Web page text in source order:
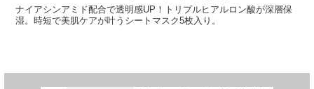
ナイアシンアミド配合で透明感UP！トリプルヒアルロン酸が深層保
湿。時短で美肌ケアが叶うシートマスク5枚入り。